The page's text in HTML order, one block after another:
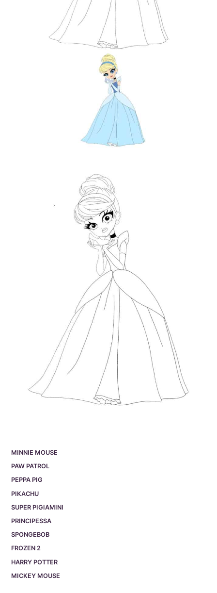
MINNIE MOUSE
PAW PATROL
PEPPA PIG
PIKACHU
SUPER PIGIAMINI
PRINCIPESSA
SPONGEBOB
FROZEN 2
HARRY POTTER
MICKEY MOUSE